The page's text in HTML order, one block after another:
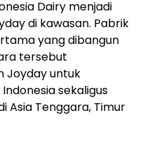
Dairy menjadi
di kawasan. Pabrik
yang dibangun
tersebut
Joyday untuk
sekaligus
Asia Tenggara, Timur